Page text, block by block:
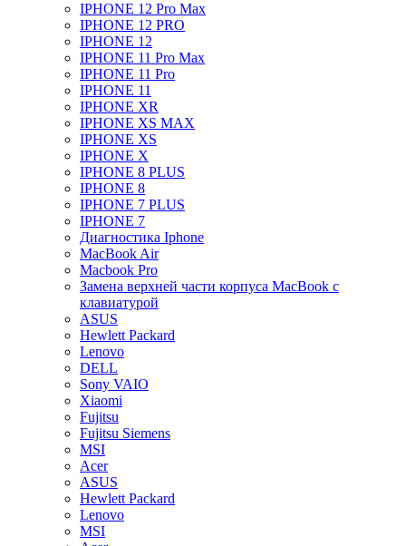
IPHONE 12 Pro Max
IPHONE 12 PRO
IPHONE 12
IPHONE 11 Pro Max
IPHONE 11 Pro
IPHONE 11
IPHONE XR
IPHONE XS MAX
IPHONE XS
IPHONE X
IPHONE 8 PLUS
IPHONE 8
IPHONE 7 PLUS
IPHONE 7
Диагностика Iphone
MacBook Air
Macbook Pro
Замена верхней части корпуса MacBook с
клавиатурой
ASUS
Hewlett Packard
Lenovo
DELL
Sony VAIO
Xiaomi
Fujitsu
Fujitsu Siemens
MSI
Acer
ASUS
Hewlett Packard
Lenovo
MSI